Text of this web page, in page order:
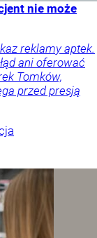
nie może
reklamy aptek.
ani oferować
Tomków,
przed presją